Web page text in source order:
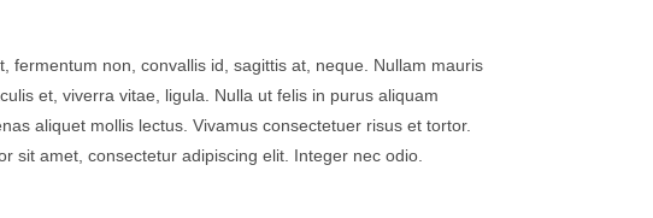
fermentum non, convallis id, sagittis at, neque. Nullam mauris
et, viverra vitae, ligula. Nulla ut felis in purus aliquam
aliquet mollis lectus. Vivamus consectetuer risus et tortor.
sit amet, consectetur adipiscing elit. Integer nec odio.